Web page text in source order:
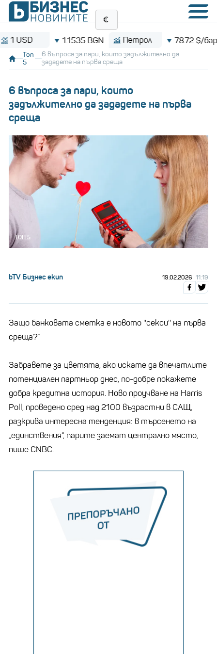
1.1535 BGN Петрол 78.72 $/барел
Топ
5
6 въпроса за пари, които задължително да
зададете на първа среща
6 въпроса за пари, които
задължително да зададете на първа
среща
ТОП 5
bTV Бизнес екип 19.02.2026 11:19
Защо банковата сметка е новото ''секси'' на първа
среща?“
Забравете за цветята, ако искате да впечатлите
потенциален партньор днес, по-добре покажете
добра кредитна история. Ново проучване на Harris
Poll, проведено сред над 2100 възрастни в САЩ,
разкрива интересна тенденция: в търсенето на
„единствения“, парите заемат централно място,
пише CNBC.